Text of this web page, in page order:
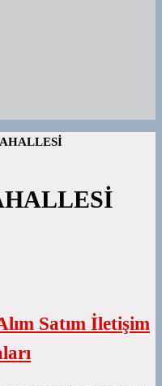
Satım İletişim